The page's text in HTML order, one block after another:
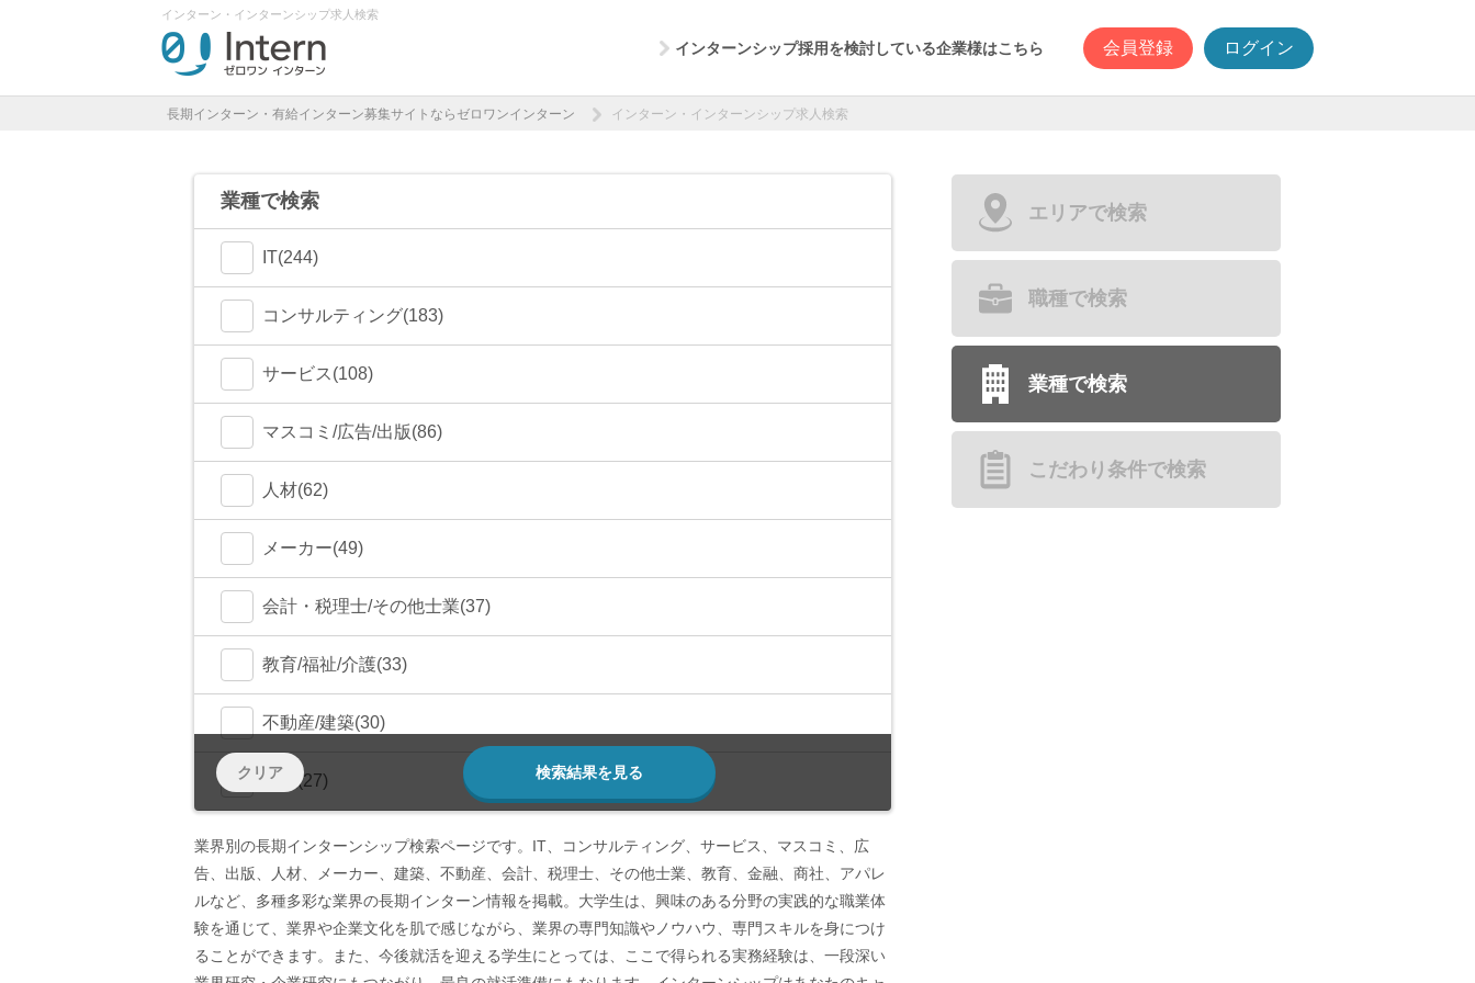
インターン・インターンシップ求人検索
インターンシップ採用を検討している企業様はこちら 会員登録 ログイン
長期インターン・有給インターン募集サイトならゼロワンインターン インターン・インターンシップ求人検索
業種で検索
IT(244)
コンサルティング(183)
サービス(108)
マスコミ/広告/出版(86)
人材(62)
メーカー(49)
会計・税理士/その他士業(37)
教育/福祉/介護(33)
不動産/建築(30)
商社(27)
金融/FinTech(18)
官公庁・NPO・NGO(2)
海外(2)
クリア 検索結果を見る
業界別の長期インターンシップ検索ページです。IT、コンサルティング、サービス、マスコミ、広
告、出版、人材、メーカー、建築、不動産、会計、税理士、その他士業、教育、金融、商社、アパレ
ルなど、多種多彩な業界の長期インターン情報を掲載。大学生は、興味のある分野の実践的な職業体
験を通じて、業界や企業文化を肌で感じながら、業界の専門知識やノウハウ、専門スキルを身につけ
ることができます。また、今後就活を迎える学生にとっては、ここで得られる実務経験は、一段深い
エリアで検索
職種で検索
業種で検索
こだわり条件で検索